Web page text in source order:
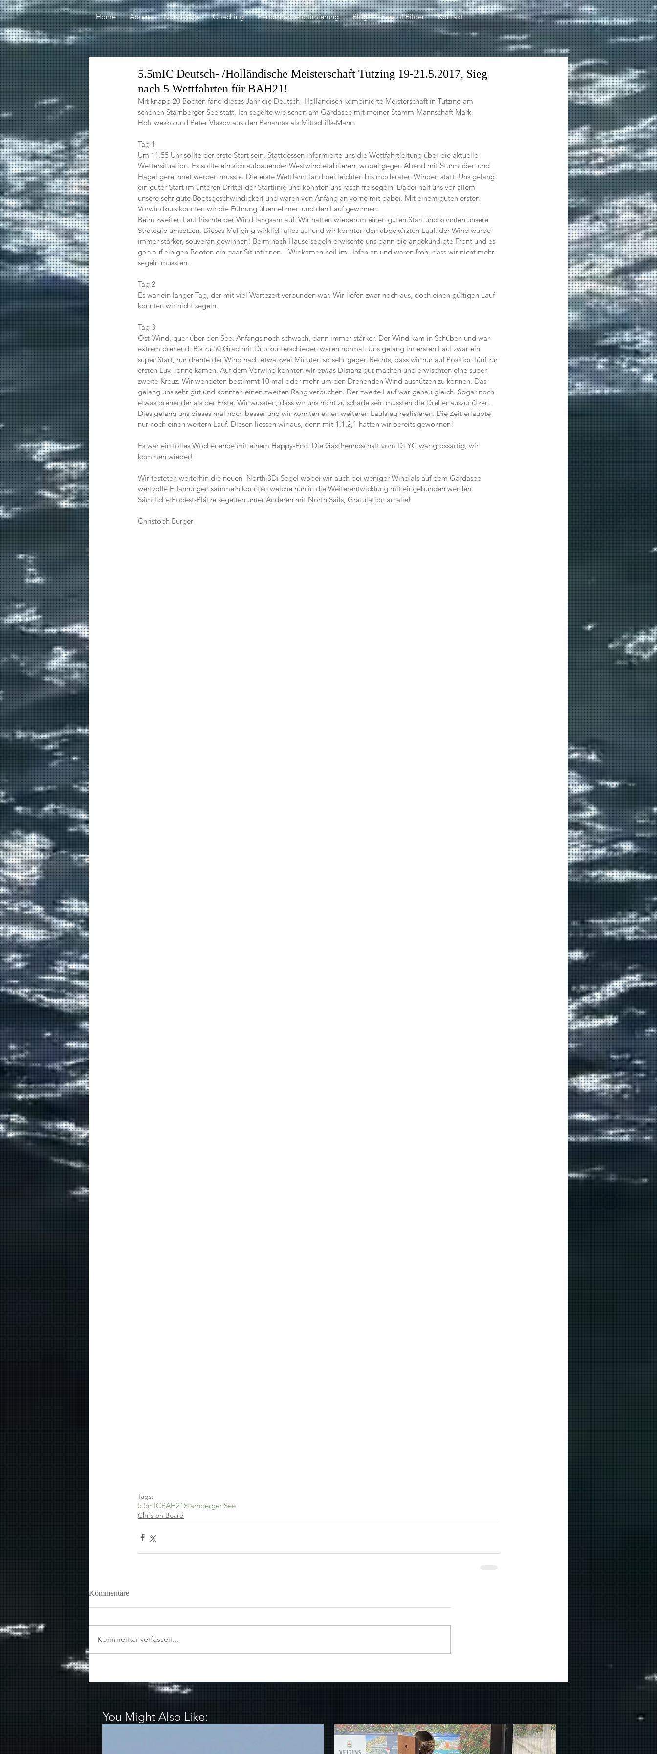
Home About North Sails Coaching Performanceoptimierung Blog Best of Bilder Kontakt
5.5mIC Deutsch- /Holländische Meisterschaft Tutzing 19-21.5.2017, Sieg
nach 5 Wettfahrten für BAH21!
Mit knapp 20 Booten fand dieses Jahr die Deutsch- Holländisch kombinierte Meisterschaft in Tutzing am
schönen Starnberger See statt. Ich segelte wie schon am Gardasee mit meiner Stamm-Mannschaft Mark
Holowesko und Peter Vlasov aus den Bahamas als Mittschiffs-Mann.
Tag 1
Um 11.55 Uhr sollte der erste Start sein. Stattdessen informierte uns die Wettfahrtleitung über die aktuelle
Wettersituation. Es sollte ein sich aufbauender Westwind etablieren, wobei gegen Abend mit Sturmböen und
Hagel gerechnet werden musste. Die erste Wettfahrt fand bei leichten bis moderaten Winden statt. Uns gelang
ein guter Start im unteren Drittel der Startlinie und konnten uns rasch freisegeln. Dabei half uns vor allem
unsere sehr gute Bootsgeschwindigkeit und waren von Anfang an vorne mit dabei. Mit einem guten ersten
Vorwindkurs konnten wir die Führung übernehmen und den Lauf gewinnen.
Beim zweiten Lauf frischte der Wind langsam auf. Wir hatten wiederum einen guten Start und konnten unsere
Strategie umsetzen. Dieses Mal ging wirklich alles auf und wir konnten den abgekürzten Lauf, der Wind wurde
immer stärker, souverän gewinnen! Beim nach Hause segeln erwischte uns dann die angekündigte Front und es
gab auf einigen Booten ein paar Situationen... Wir kamen heil im Hafen an und waren froh, dass wir nicht mehr
segeln mussten.
Tag 2
Es war ein langer Tag, der mit viel Wartezeit verbunden war. Wir liefen zwar noch aus, doch einen gültigen Lauf
konnten wir nicht segeln.
Tag 3
Ost-Wind, quer über den See. Anfangs noch schwach, dann immer stärker. Der Wind kam in Schüben und war
extrem drehend. Bis zu 50 Grad mit Druckunterschieden waren normal. Uns gelang im ersten Lauf zwar ein
super Start, nur drehte der Wind nach etwa zwei Minuten so sehr gegen Rechts, dass wir nur auf Position fünf zur
ersten Luv-Tonne kamen. Auf dem Vorwind konnten wir etwas Distanz gut machen und erwischten eine super
zweite Kreuz. Wir wendeten bestimmt 10 mal oder mehr um den Drehenden Wind ausnützen zu können. Das
gelang uns sehr gut und konnten einen zweiten Rang verbuchen. Der zweite Lauf war genau gleich. Sogar noch
etwas drehender als der Erste. Wir wussten, dass wir uns nicht zu schade sein mussten die Dreher auszunützen.
Dies gelang uns dieses mal noch besser und wir konnten einen weiteren Laufsieg realisieren. Die Zeit erlaubte
nur noch einen weitern Lauf. Diesen liessen wir aus, denn mit 1,1,2,1 hatten wir bereits gewonnen!
Es war ein tolles Wochenende mit einem Happy-End. Die Gastfreundschaft vom DTYC war grossartig, wir
kommen wieder!
Wir testeten weiterhin die neuen  North 3Di Segel wobei wir auch bei weniger Wind als auf dem Gardasee
wertvolle Erfahrungen sammeln konnten welche nun in die Weiterentwicklung mit eingebunden werden.
Sämtliche Podest-Plätze segelten unter Anderen mit North Sails, Gratulation an alle!
Christoph Burger
Tags:
5.5mICBAH21 Starnberger See
Chris on Board
Kommentare
Kommentar verfassen...
You Might Also Like: